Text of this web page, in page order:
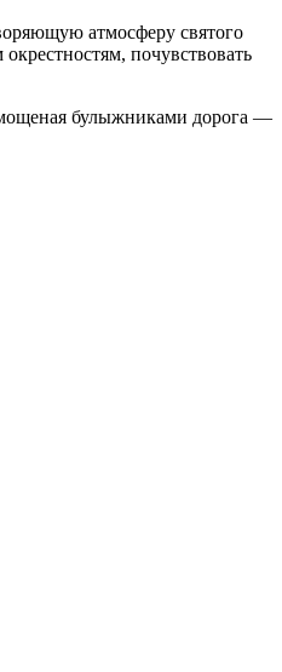
атмосферу святого
почувствовать
булыжниками дорога —